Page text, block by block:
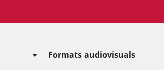
Formats audiovisuals